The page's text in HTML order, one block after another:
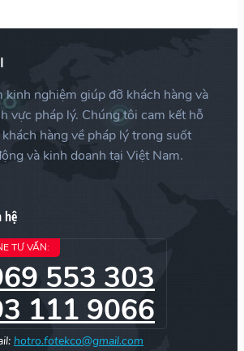
kinh nghiệm giúp đỡ khách hàng và
vực pháp lý. Chúng tôi cam kết hỗ
hàng về pháp lý trong suốt
và kinh doanh tại Việt Nam.
hệ
TƯ VẤN:
553 303
111 9066
hotro.fotekco@gmail.com